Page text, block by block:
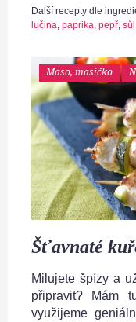
Další recepty dle
lučina, paprika, pepř, sůl
Maso, masíčko
Šťavnaté
Milujete špízy a
připravit? Mám
využijeme